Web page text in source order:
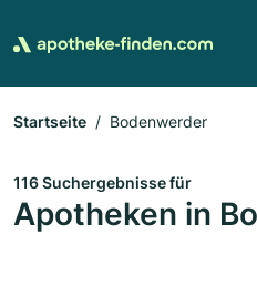
Startseite Bodenwerder
116 Suchergebnisse für
Apotheken in